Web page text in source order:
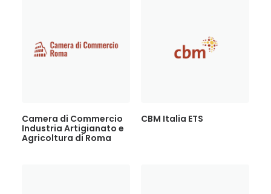
Camera di Commercio
Industria Artigianato e
Agricoltura di Roma
CBM Italia ETS